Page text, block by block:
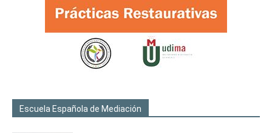
Escuela Española de Mediación